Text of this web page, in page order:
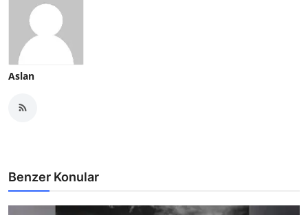
Aslan
Benzer Konular